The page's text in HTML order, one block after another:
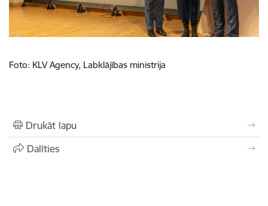
Foto: KLV Agency, Labklājības ministrija
Drukāt lapu
Dalīties